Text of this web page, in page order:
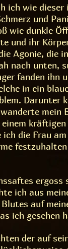
ich wie
und
wie dunkle
und ihr
Agonie, die
nach unten,
fanden ihn
in ein
Darunter
mein
die Frau
ergoss
ich aus
auf
ich gesehen
der auf